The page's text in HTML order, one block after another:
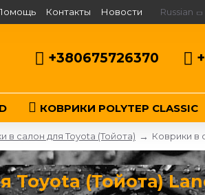
Контакты Новости Russian
+380675726370
КОВРИКИ POLYTEP CLASSIC
в салон для Toyota (Тойота) Коврики в
Toyota (Тойота)